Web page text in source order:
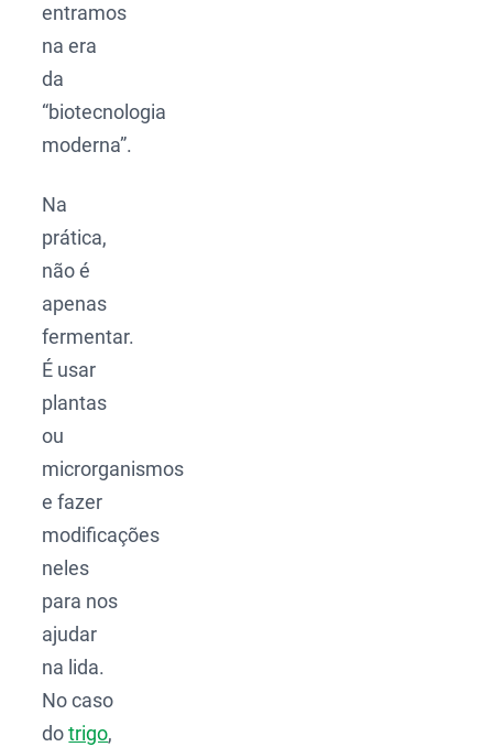
entramos
na era
da
“biotecnologia
moderna”.
Na
prática,
não é
apenas
fermentar.
É usar
plantas
ou
microrganismos
e fazer
modificações
neles
para nos
ajudar
na lida.
No caso
dotrigo,